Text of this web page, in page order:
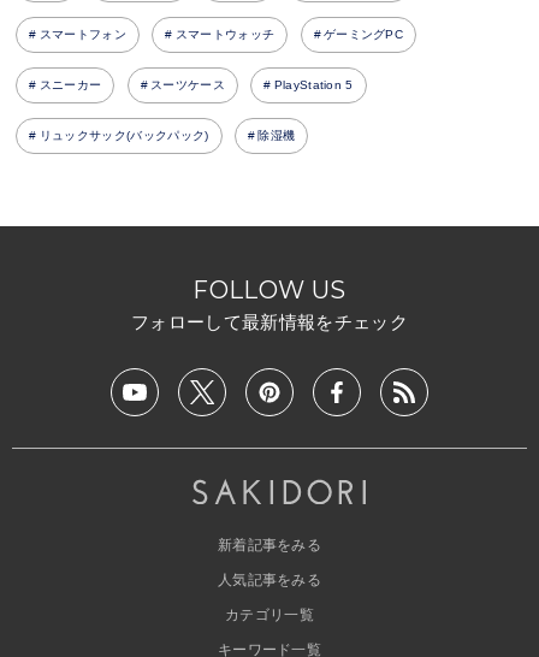
スマートフォン スマートウォッチ ゲーミングPC
スニーカー スーツケース PlayStation 5
リュックサック(バックパック) 除湿機
FOLLOW US
フォローして最新情報をチェック
新着記事をみる
人気記事をみる
カテゴリ一覧
キーワード一覧